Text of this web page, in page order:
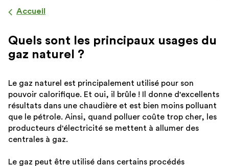
Accueil
Quels sont les principaux usages du
gaz naturel ?
Le gaz naturel est principalement utilisé pour son
pouvoir calorifique. Et oui, il brûle ! Il donne d'excellents
résultats dans une chaudière et est bien moins polluant
que le pétrole. Ainsi, quand polluer coûte trop cher, les
producteurs d'électricité se mettent à allumer des
centrales à gaz.
Le gaz peut être utilisé dans certains procédés